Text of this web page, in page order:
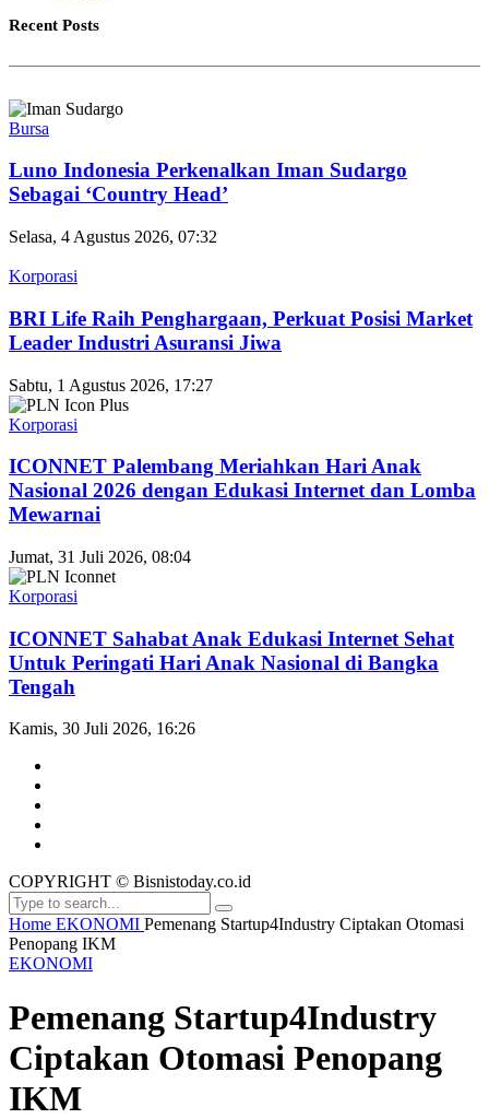
Recent Posts
Bursa
Luno Indonesia Perkenalkan Iman Sudargo
Sebagai ‘Country Head’
Selasa, 4 Agustus 2026, 07:32
Korporasi
BRI Life Raih Penghargaan, Perkuat Posisi Market
Leader Industri Asuransi Jiwa
Sabtu, 1 Agustus 2026, 17:27
Korporasi
ICONNET Palembang Meriahkan Hari Anak
Nasional 2026 dengan Edukasi Internet dan Lomba
Mewarnai
Jumat, 31 Juli 2026, 08:04
Korporasi
ICONNET Sahabat Anak Edukasi Internet Sehat
Untuk Peringati Hari Anak Nasional di Bangka
Tengah
Kamis, 30 Juli 2026, 16:26
COPYRIGHT © Bisnistoday.co.id
Home EKONOMI Pemenang Startup4Industry Ciptakan Otomasi
Penopang IKM
EKONOMI
Pemenang Startup4Industry
Ciptakan Otomasi Penopang
IKM